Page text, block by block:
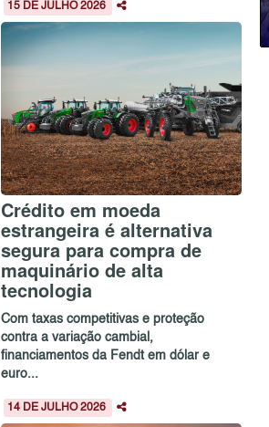
15 DE JULHO 2026
Crédito em moeda
estrangeira é alternativa
segura para compra de
maquinário de alta
tecnologia
Com taxas competitivas e proteção
contra a variação cambial,
financiamentos da Fendt em dólar e
euro...
14 DE JULHO 2026